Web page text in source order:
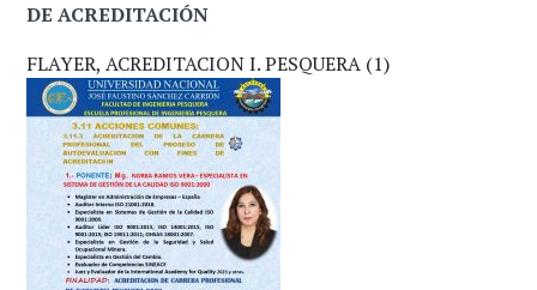
DE ACREDITACIÓN
FLAYER, ACREDITACION I. PESQUERA (1)